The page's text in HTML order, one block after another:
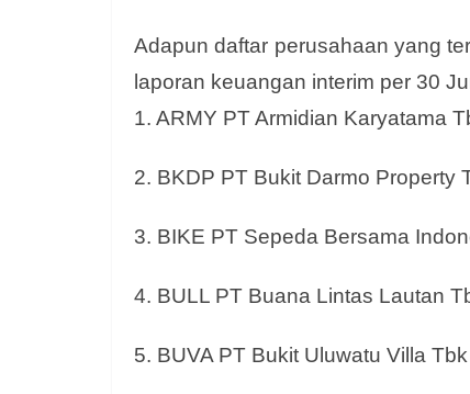
Adapun daftar perusahaan yang
laporan keuangan interim per 30
1. ARMY PT Armidian Karyatama
2. BKDP PT Bukit Darmo Property
3. BIKE PT Sepeda Bersama
4. BULL PT Buana Lintas Lautan
5. BUVA PT Bukit Uluwatu Villa Tbk